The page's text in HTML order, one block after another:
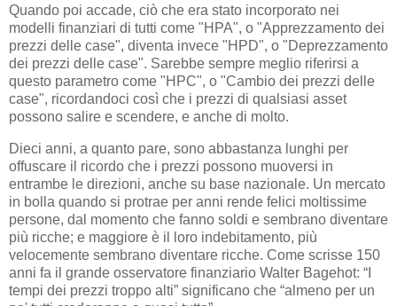
Quando poi accade, ciò che era stato incorporato nei
modelli finanziari di tutti come "HPA", o "Apprezzamento dei
prezzi delle case", diventa invece "HPD", o "Deprezzamento
dei prezzi delle case". Sarebbe sempre meglio riferirsi a
questo parametro come "HPC", o "Cambio dei prezzi delle
case", ricordandoci così che i prezzi di qualsiasi asset
possono salire e scendere, e anche di molto.
Dieci anni, a quanto pare, sono abbastanza lunghi per
offuscare il ricordo che i prezzi possono muoversi in
entrambe le direzioni, anche su base nazionale. Un mercato
in bolla quando si protrae per anni rende felici moltissime
persone, dal momento che fanno soldi e sembrano diventare
più ricche; e maggiore è il loro indebitamento, più
velocemente sembrano diventare ricche. Come scrisse 150
anni fa il grande osservatore finanziario Walter Bagehot: “I
tempi dei prezzi troppo alti” significano che “almeno per un